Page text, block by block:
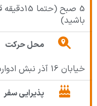
5 صبح
باشید)
محل حرکت
خیابان 16 آذر نبش ادوارد براون
پذیرایی سفر